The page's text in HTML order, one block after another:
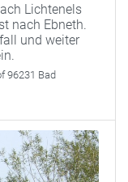
Lichtenels
nach Ebneth.
und weiter
96231 Bad